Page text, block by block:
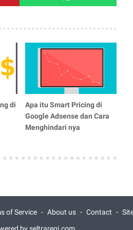
di
Apa itu Smart Pricing di
Google Adsense dan Cara
Menghindari nya
of Service About us Contact
by seltraregi.com